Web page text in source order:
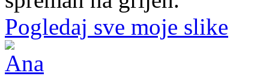
Pogledaj sve moje slike